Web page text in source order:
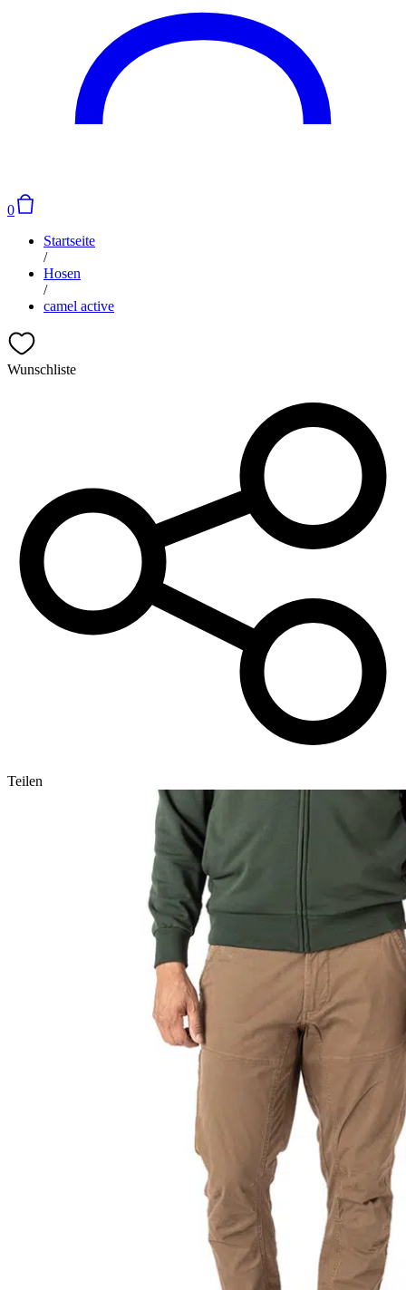
0
Startseite
/
Hosen
/
camel active
Wunschliste
Teilen